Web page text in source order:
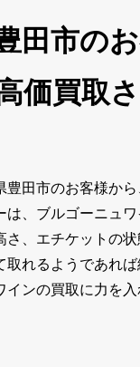
田市の
価買取
豊田市のお客様か
は、ブルゴーニュ
さ、エチケットの
取れるようであれ
インの買取に力を